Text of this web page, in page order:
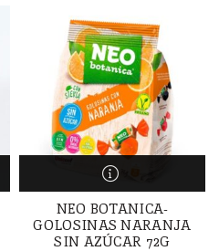
NEO BOTANICA-
GOLOSINAS NARANJA
SIN AZÚCAR 72G